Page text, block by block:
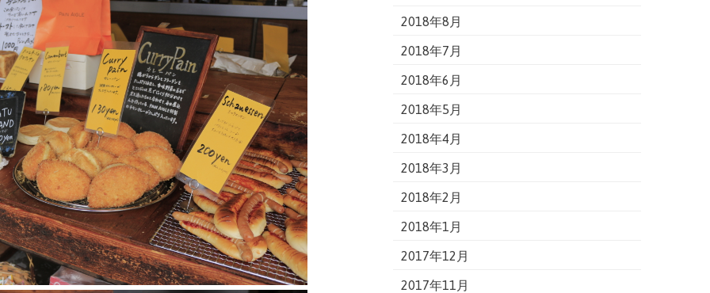
2018年8月
2018年7月
2018年6月
2018年5月
2018年4月
2018年3月
2018年2月
2018年1月
2017年12月
2017年11月